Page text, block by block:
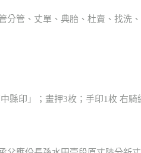
分管、丈單、典胎、杜賣、找洗
縣印」；畫押3枚；手印1枚 右